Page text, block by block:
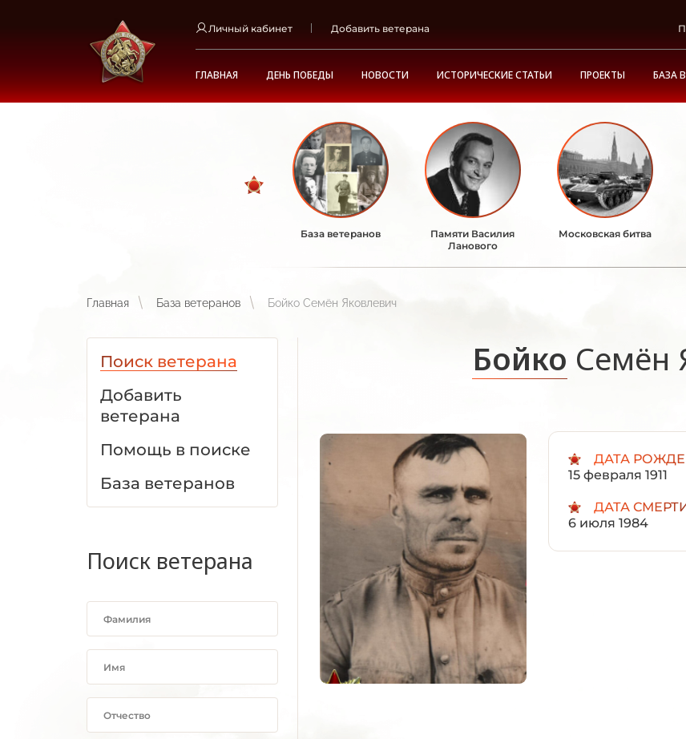
Личный кабинет Добавить ветерана
ГЛАВНАЯ ДЕНЬ ПОБЕДЫ НОВОСТИ ИСТОРИЧЕСКИЕ СТАТЬИ ПРОЕКТЫ БАЗА
База ветеранов
Памяти Василия
Ланового
Московская битва
Главная База ветеранов Бойко Семён Яковлевич
Поиск ветерана
Добавить
ветерана
Помощь в поиске
База ветеранов
Поиск ветерана
Бойко Семён
ДАТА
15 февраля 1911
ДАТА
6 июля 1984